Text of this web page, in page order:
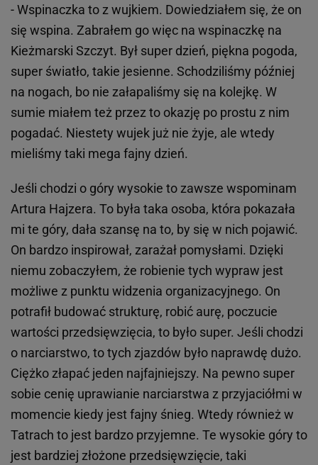
- Wspinaczka to z wujkiem. Dowiedziałem się, że on
się wspina. Zabrałem go więc na wspinaczkę na
Kieżmarski Szczyt. Był super dzień, piękna pogoda,
super światło, takie jesienne. Schodziliśmy później
na nogach, bo nie załapaliśmy się na kolejkę. W
sumie miałem też przez to okazję po prostu z nim
pogadać. Niestety wujek już nie żyje, ale wtedy
mieliśmy taki mega fajny dzień.
Jeśli chodzi o góry wysokie to zawsze wspominam
Artura Hajzera. To była taka osoba, która pokazała
mi te góry, dała szansę na to, by się w nich pojawić.
On bardzo inspirował, zarażał pomysłami. Dzięki
niemu zobaczyłem, że robienie tych wypraw jest
możliwe z punktu widzenia organizacyjnego. On
potrafił budować strukturę, robić aurę, poczucie
wartości przedsięwzięcia, to było super. Jeśli chodzi
o narciarstwo, to tych zjazdów było naprawdę dużo.
Ciężko złapać jeden najfajniejszy. Na pewno super
sobie cenię uprawianie narciarstwa z przyjaciółmi w
momencie kiedy jest fajny śnieg. Wtedy również w
Tatrach to jest bardzo przyjemne. Te wysokie góry to
jest bardziej złożone przedsięwzięcie, taki